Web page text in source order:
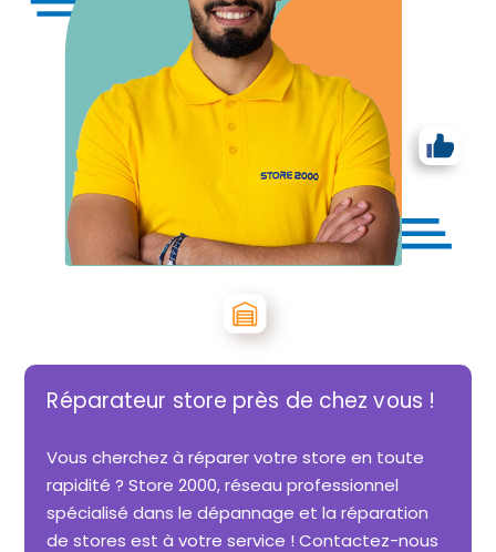
Réparateur store près de chez vous !
Vous cherchez à réparer votre store en toute
rapidité ? Store 2000, réseau professionnel
spécialisé dans le dépannage et la réparation
de stores est à votre service ! Contactez-nous